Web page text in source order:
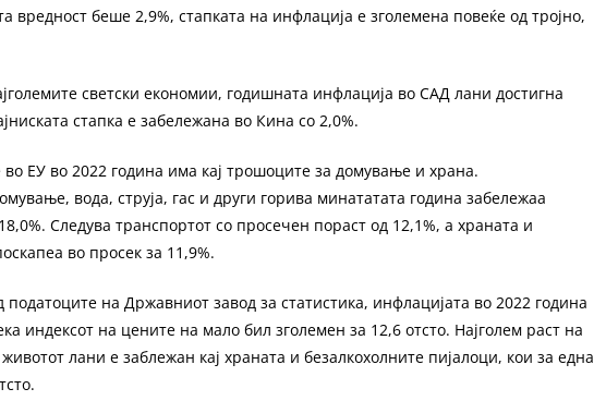
вредност беше 2,9%, стапката на инфлација е зголемена повеќе од тројно,
светски економии, годишната инфлација во САД лани достигна
стапка е забележана во Кина со 2,0%.
во ЕУ во 2022 година има кај трошоците за домување и храна.
вода, струја, гас и други горива минататата година забележаа
Следува транспортот со просечен пораст од 12,1%, а храната и
во просек за 11,9%.
на Државниот завод за статистика, инфлацијата во 2022 година
индексот на цените на мало бил зголемен за 12,6 отсто. Најголем раст на
лани е заблежан кај храната и безалкохолните пијалоци, кои за една